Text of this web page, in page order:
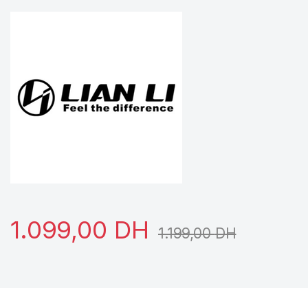
1.099,00 DH 1.199,00DH